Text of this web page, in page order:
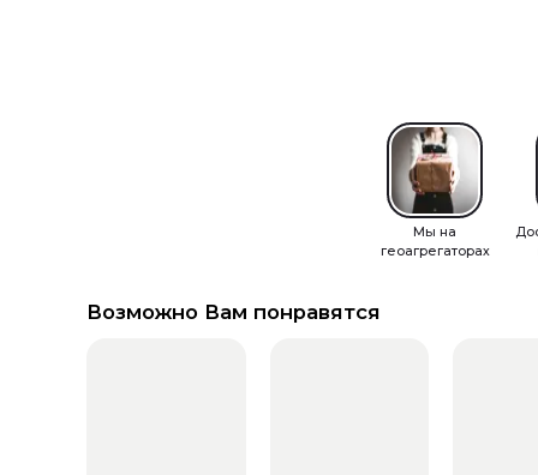
Мы на
геоагрегаторах
Возможно Вам понравятся